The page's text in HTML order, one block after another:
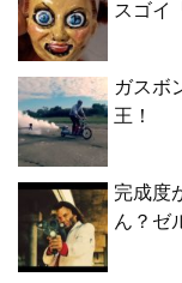
スゴイ
ガスボ
王！
完成度
ん？ゼ